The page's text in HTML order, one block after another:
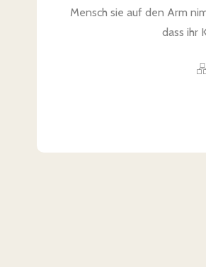
Mensch sie auf den Arm
dass ihr